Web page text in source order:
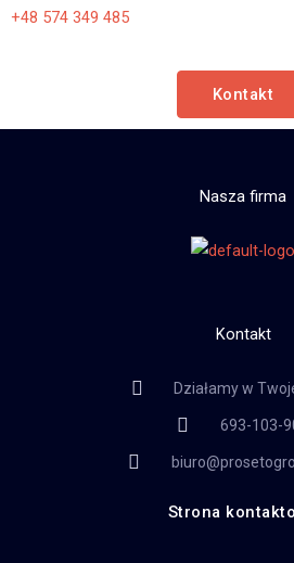
+48 574 349 485
Kontakt
Nasza firma
Kontakt
Działamy w
693-103-
Strona